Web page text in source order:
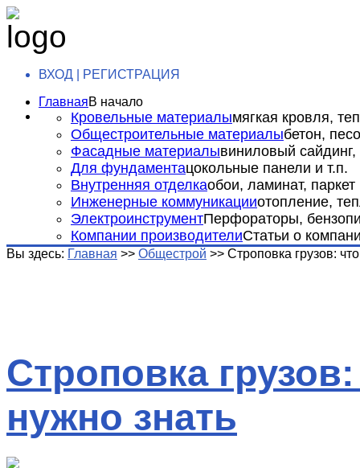
ВХОД | РЕГИСТРАЦИЯ
ГлавнаяВ начало
Кровельные материалымягкая кровля,
Общестроительные материалыбетон,
Фасадные материалывиниловый сайдинг,
Для фундаментацокольные панели и т.п.
Внутренняя отделкаобои, ламинат, паркет
Инженерные коммуникацииотопление,
ЭлектроинструментПерфораторы,
Компании производителиСтатьи о
Вы здесь: Главная >> Общестрой >> Строповка грузов:
Строповка
нужно знать